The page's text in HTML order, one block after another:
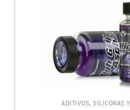
ADITIVOS, SILICONAS